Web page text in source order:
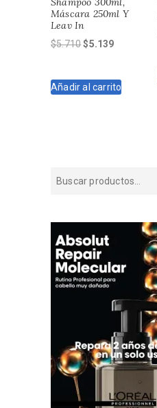
Máscara 250ml Y
Leav In
$5.710El
era:
$5.139El
es:
Añadir al carrito